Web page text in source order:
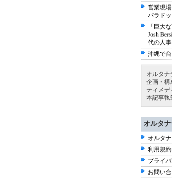
営業現
パラド
「巨大
Josh
代の人事
沖縄で
オルタナ
企画・構
ティメデ
本記事執
オルタ
オルタ
利用規約
プライ
お問い